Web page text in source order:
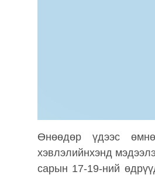
Өнөөдөр үдээс
хэвлэлийнхэнд
сарын 17-19-ний